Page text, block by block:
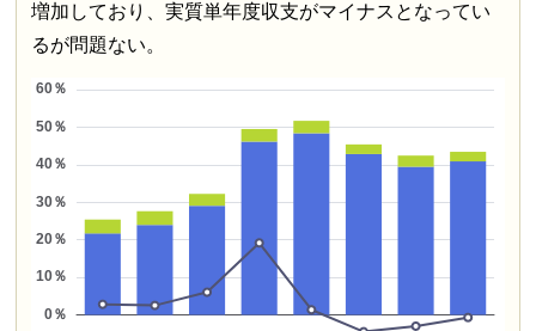
増加しており、実質単年度収支がマイナスとなってい
るが問題ない。